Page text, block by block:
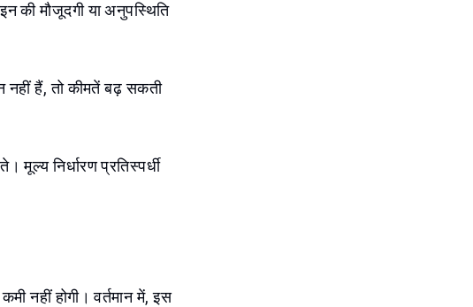
की मौजूदगी या अनुपस्थिति
नहीं हैं, तो कीमतें बढ़ सकती
निर्धारण प्रतिस्पर्धी
नहीं होगी। वर्तमान में, इस